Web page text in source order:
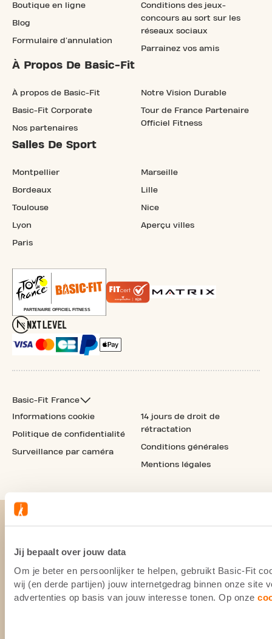
Jij bepaalt over jouw data
Om je beter en persoonlijker te helpen, gebruikt Basic-Fit
wij (en derde partijen) jouw internetgedrag binnen onze site
advertenties op basis van jouw interesse tonen. Op onze
Boutique en ligne
Blog
Formulaire d'annulation
Conditions des jeux-
concours au sort sur les
réseaux sociaux
Parrainez vos amis
À Propos De Basic-Fit
À propos de Basic-Fit
Basic-Fit Corporate
Nos partenaires
Notre Vision Durable
Tour de France Partenaire
Officiel Fitness
Salles De Sport
Montpellier
Bordeaux
Toulouse
Lyon
Paris
Marseille
Lille
Nice
Aperçu villes
Basic-Fit France
Informations cookie
Politique de confidentialité
Surveillance par caméra
14 jours de droit de
rétractation
Conditions générales
Mentions légales